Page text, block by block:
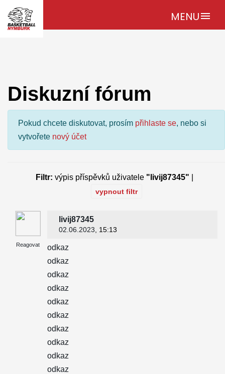
MENUmenu
Diskuzní fórum
Pokud chcete diskutovat, prosím přihlaste se, nebo si
vytvořete nový účet
Filtr: výpis příspěvků uživatele "livij87345"
vypnout filtr
Reagovat
livij87345
02.06.2023 , 15:13
odkaz
odkaz
odkaz
odkaz
odkaz
odkaz
odkaz
odkaz
odkaz
odkaz